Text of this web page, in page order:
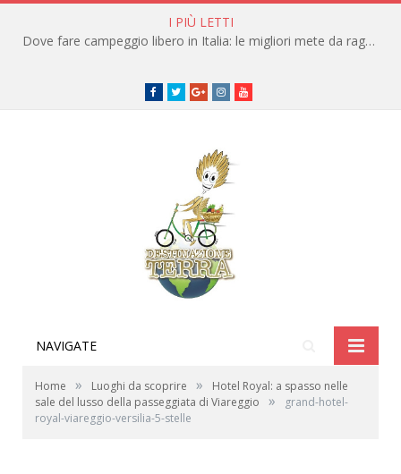
I PIÙ LETTI
Dove fare campeggio libero in Italia: le migliori mete da raggiungere in traghetto
Facebook
TwitterGoogle+instagramyoutube
NAVIGATE
Home » Luoghi da scoprire »
Hotel Royal: a spasso nelle
sale del lusso della passeggiata di Viareggio
»
grand-hotel-
royal-viareggio-versilia-5-stelle